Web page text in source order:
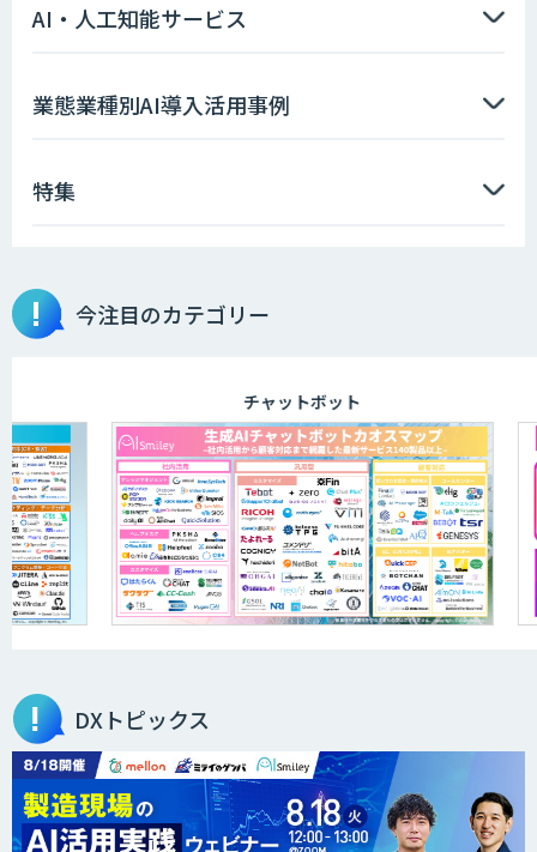
imprai ezKotae
物品輸出から留学生・研究者のバックチ
ェックまで自動化。輸出管理
JOINT AI Flow byGMO
AIR-NEXUS
secondz Agentsense
AI・人工知能サービス
業態業種別AI導入活用事例
特集
今注目のカテゴリー
チャットボット
DXトピックス